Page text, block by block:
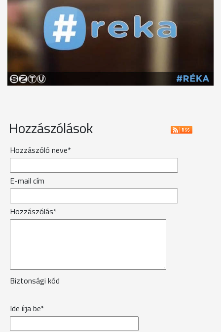
Hozzászólások
Hozzászóló neve*
E-mail cím
Hozzászólás*
Biztonsági kód
Ide írja be*